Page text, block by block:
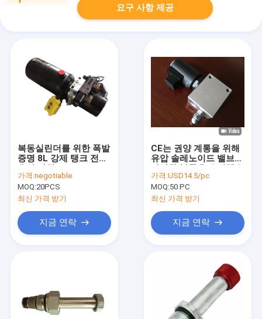
요구 사항 제공
복동실린더를 위한 폭발
증명 8L 강제 탱크 전기
가격:negotiable
MOQ:20PCS
최신 가격 받기
지금 연락
CE는 권양 계통을 위해
유압 솔레노이드 밸브
니다
가격:USD14.5/pc
MOQ:50 PC
최신 가격 받기
지금 연락